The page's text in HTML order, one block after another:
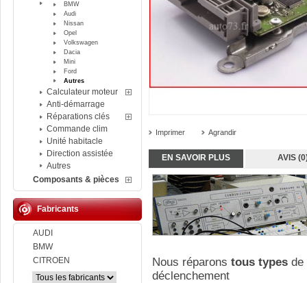
BMW
Audi
Nissan
Opel
Volkswagen
Dacia
Mini
Ford
Autres
Calculateur moteur
Anti-démarrage
Réparations clés
Commande clim
Unité habitacle
Direction assistée
Autres
Composants & pièces
Fabricants
AUDI
BMW
CITROEN
Imprimer Agrandir
EN SAVOIR PLUS AVIS
Nous réparons tous types de
déclenchement